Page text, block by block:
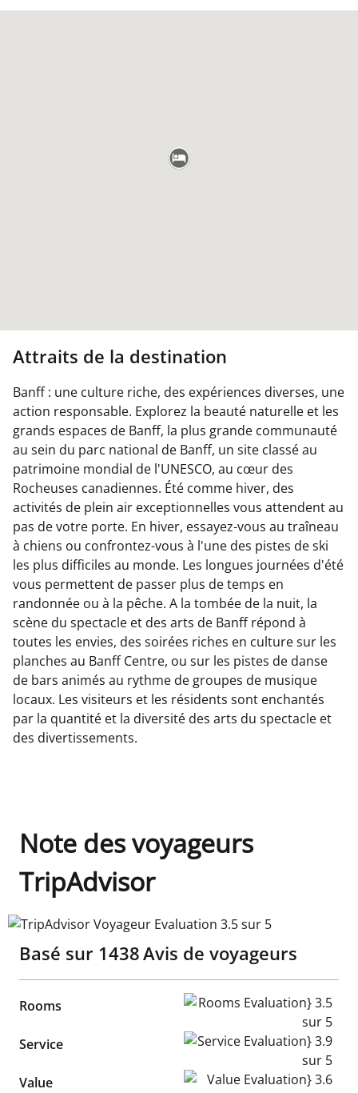
Attraits de la destination
Banff : une culture riche, des expériences diverses, une
action responsable. Explorez la beauté naturelle et les
grands espaces de Banff, la plus grande communauté
au sein du parc national de Banff, un site classé au
patrimoine mondial de l'UNESCO, au cœur des
Rocheuses canadiennes. Été comme hiver, des
activités de plein air exceptionnelles vous attendent au
pas de votre porte. En hiver, essayez-vous au traîneau
à chiens ou confrontez-vous à l'une des pistes de ski
les plus difficiles au monde. Les longues journées d'été
vous permettent de passer plus de temps en
randonnée ou à la pêche. A la tombée de la nuit, la
scène du spectacle et des arts de Banff répond à
toutes les envies, des soirées riches en culture sur les
planches au Banff Centre, ou sur les pistes de danse
de bars animés au rythme de groupes de musique
locaux. Les visiteurs et les résidents sont enchantés
par la quantité et la diversité des arts du spectacle et
des divertissements.
Note des voyageurs
TripAdvisor
TripAdvisor Voyageur Evaluation 3.5 sur 5
Basé sur 1438Avis de voyageurs
Rooms Rooms Evaluation} 3.5 sur 5
Service Service Evaluation} 3.9 sur 5
Value Value Evaluation} 3.6 sur 5